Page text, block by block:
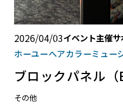
2026/04/03イベント主催サ
ホーユーへアカラーミュー
ブロックパネル
その他